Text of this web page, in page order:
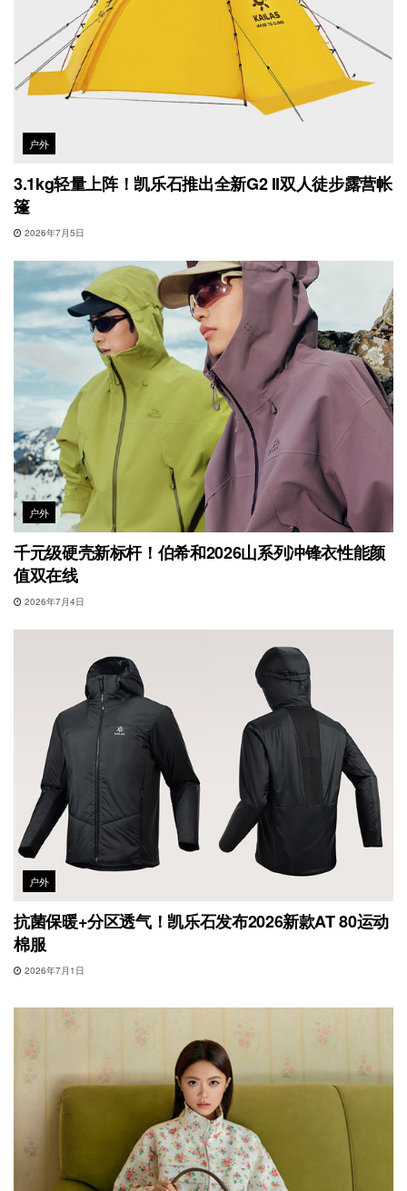
户外
3.1kg轻量上阵！凯乐石推出全新G2 II双人徒步露营帐
篷
2026年7月5日
户外
千元级硬壳新标杆！伯希和2026山系列冲锋衣性能颜
值双在线
2026年7月4日
户外
抗菌保暖+分区透气！凯乐石发布2026新款AT 80运动
棉服
2026年7月1日